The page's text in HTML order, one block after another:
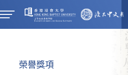
榮譽獎項